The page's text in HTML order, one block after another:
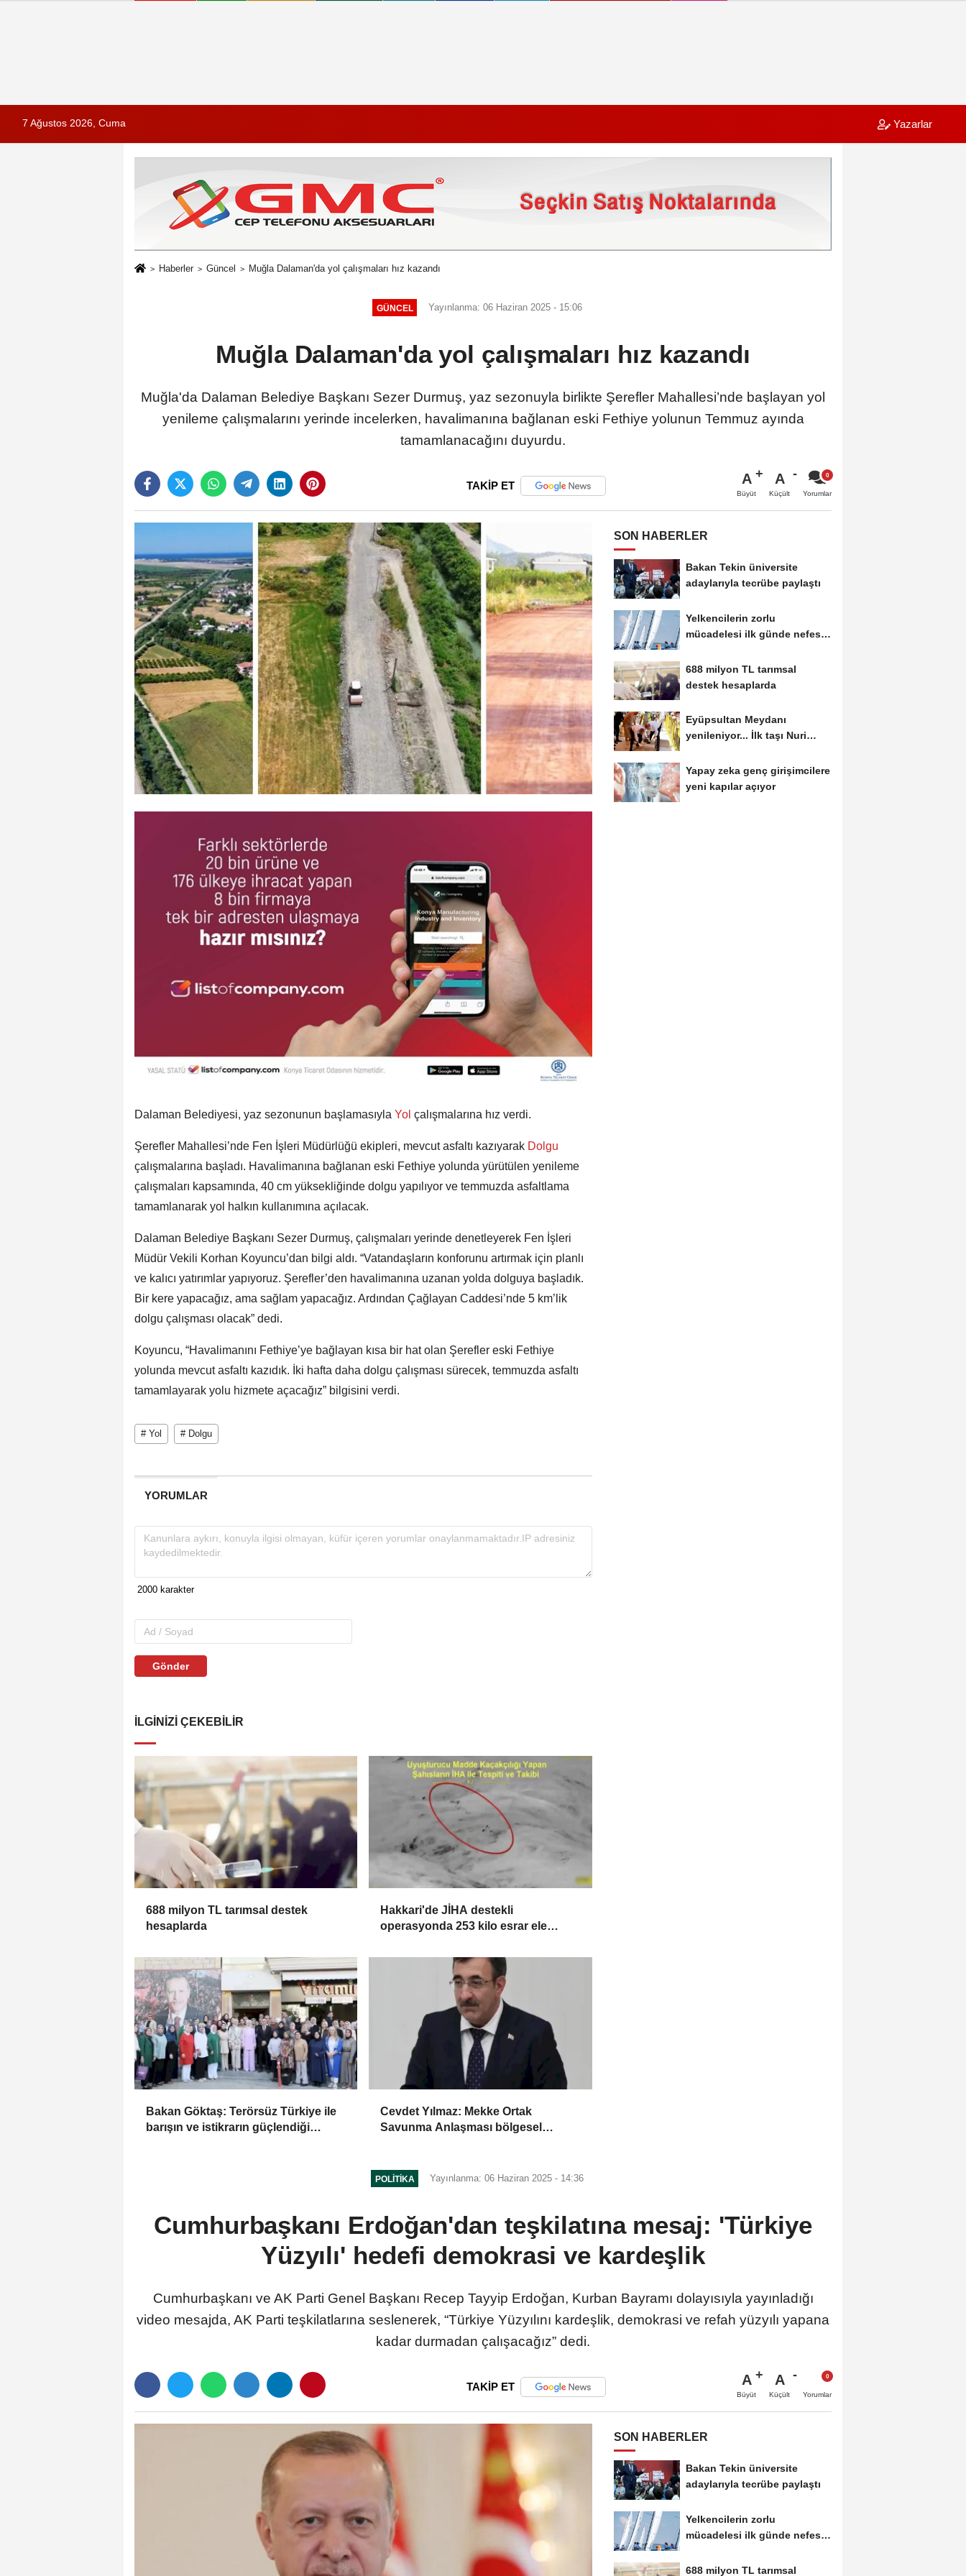
7 Ağustos 2026, Cuma Yazarlar
Haberler Güncel Muğla Dalaman'da yol çalışmaları hız kazandı
GÜNCEL Yayınlanma: 06 Haziran 2025 - 15:06
Muğla Dalaman'da yol çalışmaları hız kazandı
Muğla'da Dalaman Belediye Başkanı Sezer Durmuş, yaz sezonuyla birlikte Şerefler Mahallesi’nde başlayan yol
yenileme çalışmalarını yerinde incelerken, havalimanına bağlanan eski Fethiye yolunun Temmuz ayında
tamamlanacağını duyurdu.
TAKİP ET A
Büyüt
A
Küçült Yorumlar
Dalaman Belediyesi, yaz sezonunun başlamasıyla Yol çalışmalarına hız verdi.
Şerefler Mahallesi’nde Fen İşleri Müdürlüğü ekipleri, mevcut asfaltı kazıyarak Dolgu
çalışmalarına başladı. Havalimanına bağlanan eski Fethiye yolunda yürütülen yenileme
çalışmaları kapsamında, 40 cm yüksekliğinde dolgu yapılıyor ve temmuzda asfaltlama
tamamlanarak yol halkın kullanımına açılacak.
Dalaman Belediye Başkanı Sezer Durmuş, çalışmaları yerinde denetleyerek Fen İşleri
Müdür Vekili Korhan Koyuncu’dan bilgi aldı. “Vatandaşların konforunu artırmak için planlı
ve kalıcı yatırımlar yapıyoruz. Şerefler’den havalimanına uzanan yolda dolguya başladık.
Bir kere yapacağız, ama sağlam yapacağız. Ardından Çağlayan Caddesi’nde 5 km’lik
dolgu çalışması olacak” dedi.
Koyuncu, “Havalimanını Fethiye’ye bağlayan kısa bir hat olan Şerefler eski Fethiye
yolunda mevcut asfaltı kazıdık. İki hafta daha dolgu çalışması sürecek, temmuzda asfaltı
tamamlayarak yolu hizmete açacağız” bilgisini verdi.
# Yol # Dolgu
YORUMLAR
Gönder
İLGINIZI ÇEKEBILIR
688 milyon TL tarımsal destek
hesaplarda
Hakkari'de JİHA destekli
operasyonda 253 kilo esrar ele
Bakan Göktaş: Terörsüz Türkiye ile
barışın ve istikrarın güçlendiği
Cevdet Yılmaz: Mekke Ortak
Savunma Anlaşması bölgesel
SON HABERLER
Bakan Tekin üniversite
adaylarıyla tecrübe paylaştı
Yelkencilerin zorlu
mücadelesi ilk günde nefes
688 milyon TL tarımsal
destek hesaplarda
Eyüpsultan Meydanı
yenileniyor... İlk taşı Nuri
Yapay zeka genç girişimcilere
yeni kapılar açıyor
POLITIKA Yayınlanma: 06 Haziran 2025 - 14:36
Cumhurbaşkanı Erdoğan'dan teşkilatına mesaj: 'Türkiye
Yüzyılı' hedefi demokrasi ve kardeşlik
Cumhurbaşkanı ve AK Parti Genel Başkanı Recep Tayyip Erdoğan, Kurban Bayramı dolayısıyla yayınladığı
video mesajda, AK Parti teşkilatlarına seslenerek, “Türkiye Yüzyılını kardeşlik, demokrasi ve refah yüzyılı yapana
kadar durmadan çalışacağız” dedi.
TAKİP ET A
Büyüt
A
Küçült Yorumlar
SON HABERLER
Bakan Tekin üniversite
adaylarıyla tecrübe paylaştı
Yelkencilerin zorlu
mücadelesi ilk günde nefes
688 milyon TL tarımsal